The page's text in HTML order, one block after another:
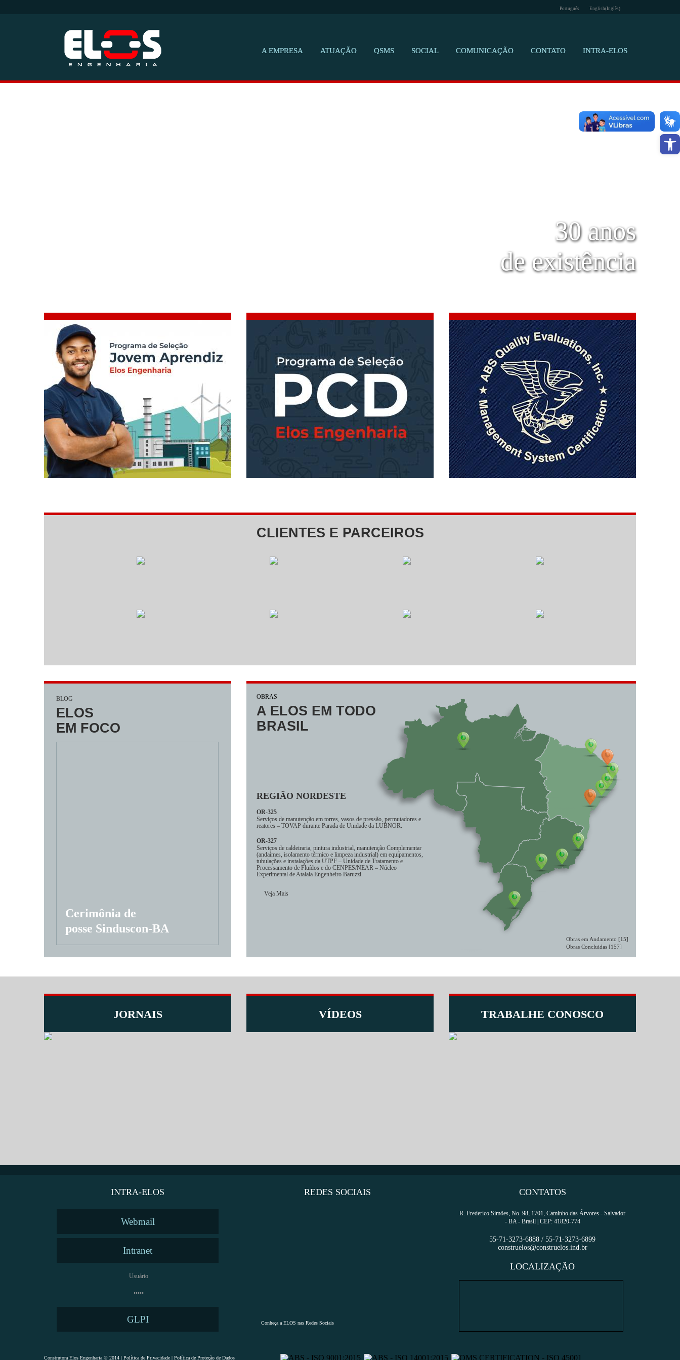
Barra de
Português English(Inglês)
A EMPRESA ATUAÇÃO QSMS SOCIAL COMUNICAÇÃO CONTATO INTRA-ELOS
30 anos
de existência
Jovem Aprendiz
PCD
Certificações
CLIENTES E PARCEIROS
BLOG
ELOS
EM FOCO
Cerimônia de
posse Sinduscon-BA
OBRAS
A ELOS EM TODO
BRASIL
REGIÃO NORDESTE
OR-325
Serviços de manutenção em torres, vasos de pressão, permutadores e
reatores – TOVAP durante Parada de Unidade da LUBNOR.
OR-327
Serviços de caldeiraria, pintura industrial, manutenção Complementar
(andaimes, isolamento térmico e limpeza industrial) em equipamentos,
tubulações e instalações da UTPF – Unidade de Tratamento e
Processamento de Fluídos e do CENPES/NEAR – Núcleo
Experimental de Atalaia Engenheiro Baruzzi.
Veja Mais
Obras em Andamento [15]
Obras Concluidas [157]
JORNAIS
nossos jornais
VÍDEOS TRABALHE CONOSCO
seu currículo
INTRA-ELOS
Webmail
Intranet
GLPI
REDES SOCIAIS
Conheça a ELOS nas Redes Sociais
CONTATOS
R. Frederico Simões, No. 98, 1701, Caminho das Árvores - Salvador
- BA - Brasil | CEP: 41820-774
55-71-3273-6888 / 55-71-3273-6899
construelos@construelos.ind.br
LOCALIZAÇÃO
Construtora Elos Engenharia © 2014 | Política de Privacidade | Política de Proteção de Dados